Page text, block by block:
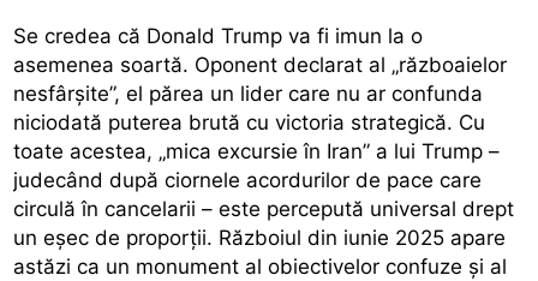
Se credea că Donald Trump va fi imun la o
asemenea soartă. Oponent declarat al „războaielor
nesfârșite”, el părea un lider care nu ar confunda
niciodată puterea brută cu victoria strategică. Cu
toate acestea, „mica excursie în Iran” a lui Trump –
judecând după ciornele acordurilor de pace care
circulă în cancelarii – este percepută universal drept
un eșec de proporții. Războiul din iunie 2025 apare
astăzi ca un monument al obiectivelor confuze și al